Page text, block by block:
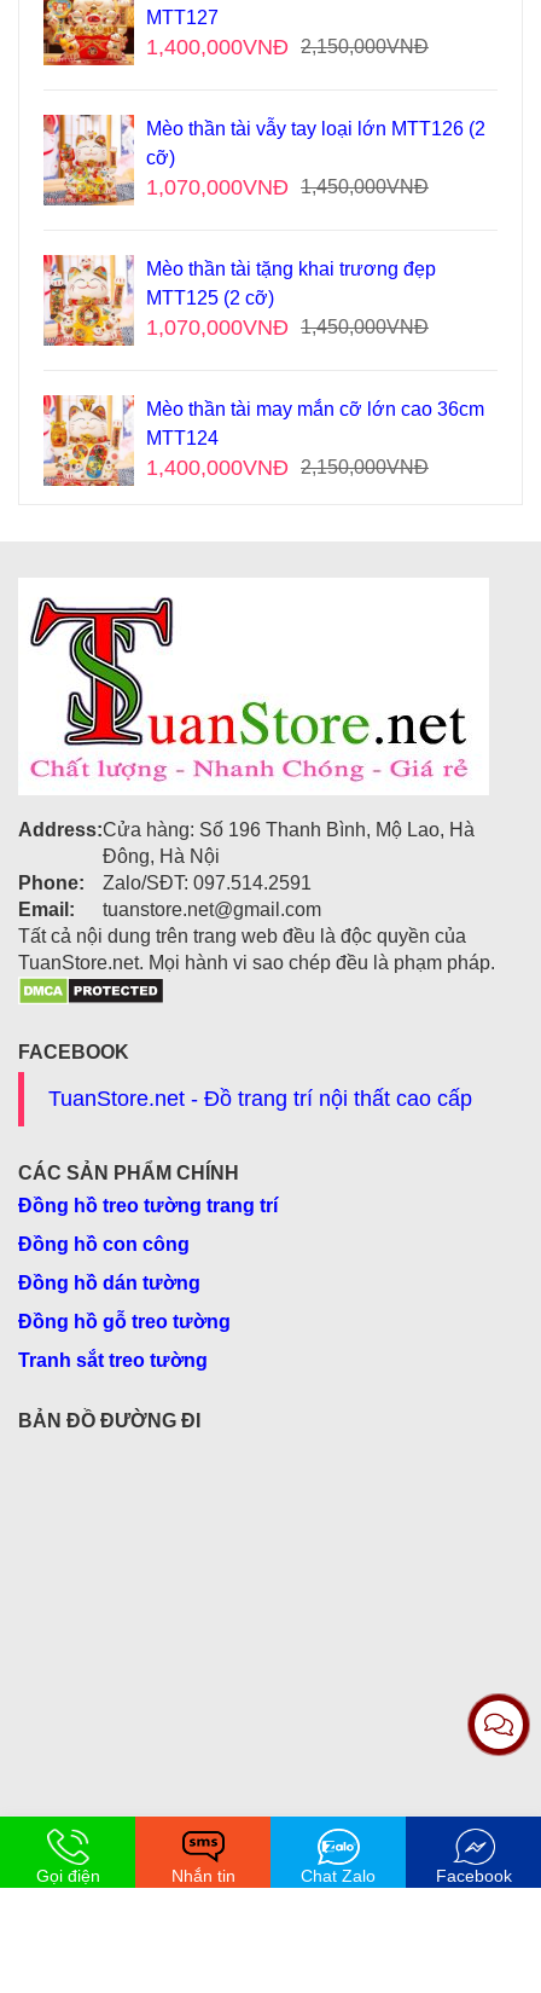
MTT127
2,150,000VNĐ
1,400,000VNĐ
Mèo thần tài vẫy tay loại lớn MTT126 (2
cỡ)
1,450,000VNĐ
1,070,000VNĐ
Mèo thần tài tặng khai trương đẹp
MTT125 (2 cỡ)
1,450,000VNĐ
1,070,000VNĐ
Mèo thần tài may mắn cỡ lớn cao 36cm
MTT124
2,150,000VNĐ
1,400,000VNĐ
Address:Cửa hàng: Số 196 Thanh Bình, Mộ Lao, Hà
Đông, Hà Nội
Phone:
Zalo/SĐT: 097.514.2591
Email:
tuanstore.net@gmail.com
Tất cả nội dung trên trang web đều là độc quyền của
TuanStore.net. Mọi hành vi sao chép đều là phạm pháp.
FACEBOOK
TuanStore.net - Đồ trang trí nội thất cao cấp
CÁC SẢN PHẨM CHÍNH
Đồng hồ treo tường trang trí
Đồng hồ con công
Đồng hồ dán tường
Đồng hồ gỗ treo tường
Tranh sắt treo tường
BẢN ĐỒ ĐƯỜNG ĐI
Gọi điện Nhắn tin Chat Zalo Facebook